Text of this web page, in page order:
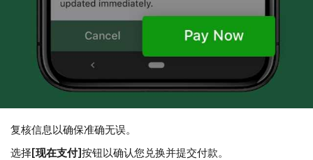
复核信息以确保准确无误。
选择 [现在支付] 按钮以确认您兑换并提交付款。